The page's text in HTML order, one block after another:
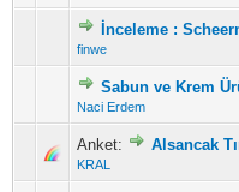
İnceleme :
finwe
Sabun ve Krem
Naci Erdem
Anket: Alsancak
KRAL